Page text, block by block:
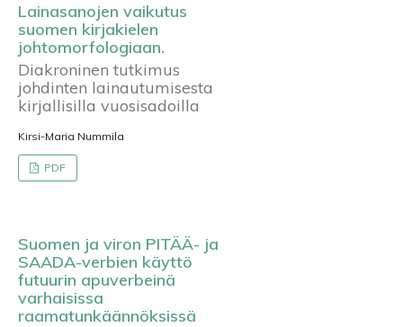
Lainasanojen vaikutus
suomen kirjakielen
johtomorfologiaan.
Diakroninen tutkimus
johdinten lainautumisesta
kirjallisilla vuosisadoilla
Kirsi-Maria Nummila
PDF
Suomen ja viron PITÄÄ- ja
SAADA-verbien käyttö
futuurin apuverbeinä
varhaisissa
raamatunkäännöksissä